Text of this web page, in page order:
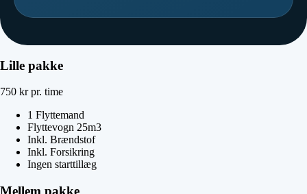
Lille pakke
750 kr pr. time
1 Flyttemand
Flyttevogn 25m3
Inkl. Brændstof
Inkl. Forsikring
Ingen starttillæg
Mellem pakke